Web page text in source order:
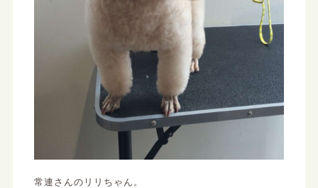
常連さんのリリちゃん。